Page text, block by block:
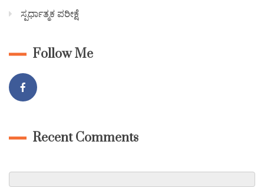
ಸ್ಪರ್ಧಾತ್ಮಕ ಪರೀಕ್ಷೆ
Follow Me
Recent Comments